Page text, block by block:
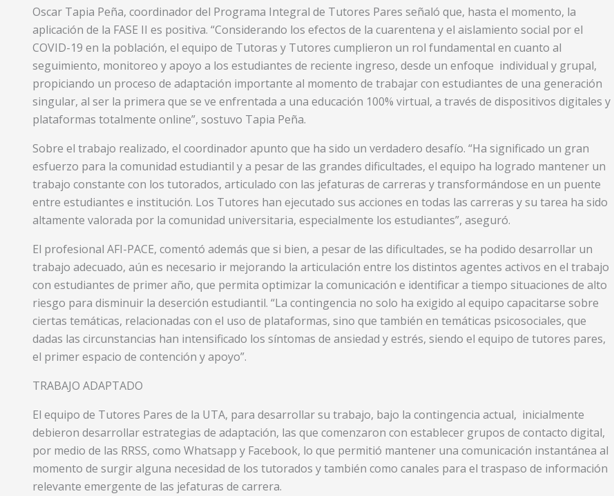
Oscar Tapia Peña, coordinador del Programa Integral de Tutores Pares señaló que, hasta el momento, la
aplicación de la FASE II es positiva. “Considerando los efectos de la cuarentena y el aislamiento social por el
COVID-19 en la población, el equipo de Tutoras y Tutores cumplieron un rol fundamental en cuanto al
seguimiento, monitoreo y apoyo a los estudiantes de reciente ingreso, desde un enfoque individual y grupal,
propiciando un proceso de adaptación importante al momento de trabajar con estudiantes de una generación
singular, al ser la primera que se ve enfrentada a una educación 100% virtual, a través de dispositivos digitales y
plataformas totalmente online”, sostuvo Tapia Peña.
Sobre el trabajo realizado, el coordinador apunto que ha sido un verdadero desafío. “Ha significado un gran
esfuerzo para la comunidad estudiantil y a pesar de las grandes dificultades, el equipo ha logrado mantener un
trabajo constante con los tutorados, articulado con las jefaturas de carreras y transformándose en un puente
entre estudiantes e institución. Los Tutores han ejecutado sus acciones en todas las carreras y su tarea ha sido
altamente valorada por la comunidad universitaria, especialmente los estudiantes”, aseguró.
El profesional AFI-PACE, comentó además que si bien, a pesar de las dificultades, se ha podido desarrollar un
trabajo adecuado, aún es necesario ir mejorando la articulación entre los distintos agentes activos en el trabajo
con estudiantes de primer año, que permita optimizar la comunicación e identificar a tiempo situaciones de alto
riesgo para disminuir la deserción estudiantil. “La contingencia no solo ha exigido al equipo capacitarse sobre
ciertas temáticas, relacionadas con el uso de plataformas, sino que también en temáticas psicosociales, que
dadas las circunstancias han intensificado los síntomas de ansiedad y estrés, siendo el equipo de tutores pares,
el primer espacio de contención y apoyo”.
TRABAJO ADAPTADO
El equipo de Tutores Pares de la UTA, para desarrollar su trabajo, bajo la contingencia actual, inicialmente
debieron desarrollar estrategias de adaptación, las que comenzaron con establecer grupos de contacto digital,
por medio de las RRSS, como Whatsapp y Facebook, lo que permitió mantener una comunicación instantánea al
momento de surgir alguna necesidad de los tutorados y también como canales para el traspaso de información
relevante emergente de las jefaturas de carrera.